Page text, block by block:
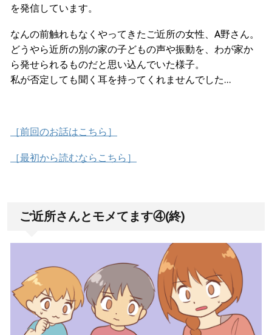
を発信しています。
なんの前触れもなくやってきたご近所の女性、A野さん。
どうやら近所の別の家の子どもの声や振動を、わが家か
ら発せられるものだと思い込んでいた様子。
私が否定しても聞く耳を持ってくれませんでした…
［前回のお話はこちら］
［最初から読むならこちら］
ご近所さんとモメてます④(終)